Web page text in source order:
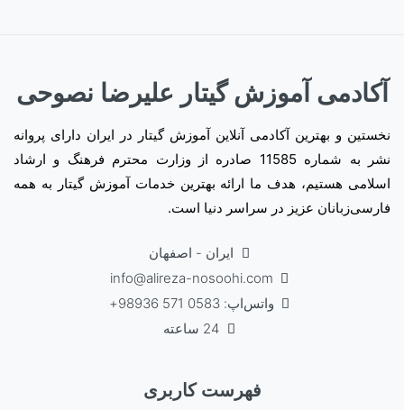
آکادمی آموزش گیتار علیرضا نصوحی
نخستین و بهترین آکادمی آنلاین آموزش گیتار در ایران دارای پروانه
نشر به شماره 11585 صادره از وزارت محترم فرهنگ و ارشاد
اسلامی هستیم، هدف ما ارائه بهترین خدمات آموزش گیتار به همه
فارسی‌زبانان عزیز در سراسر دنیا است.
ایران - اصفهان
info@alireza-nosoohi.com
واتس‌اپ: 0583 571 98936+
24 ساعته
فهرست کاربری